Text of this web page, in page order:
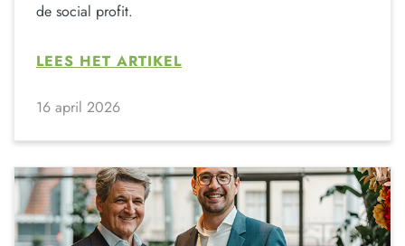
de social profit.
LEES HET ARTIKEL
16 april 2026